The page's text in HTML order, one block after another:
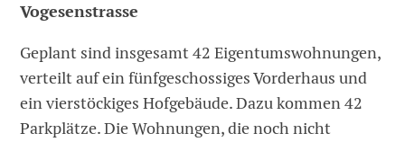
Vogesenstrasse
Geplant sind insgesamt 42 Eigentumswohnungen,
verteilt auf ein fünfgeschossiges Vorderhaus und
ein vierstöckiges Hofgebäude. Dazu kommen 42
Parkplätze. Die Wohnungen, die noch nicht